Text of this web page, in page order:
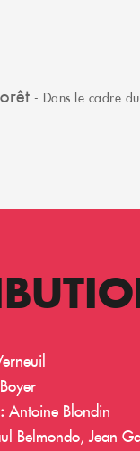
- Dans le cadre
Antoine Blondin
Belmondo, Jean